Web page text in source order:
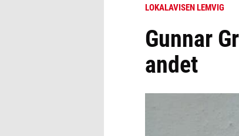
LOKALAVISEN LEMVIG
Gunnar
andet